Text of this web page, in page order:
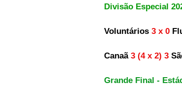
Divisão Especial
Voluntários 3 x 0
Canaã 3 (4 x 2) 3
Grande Final -